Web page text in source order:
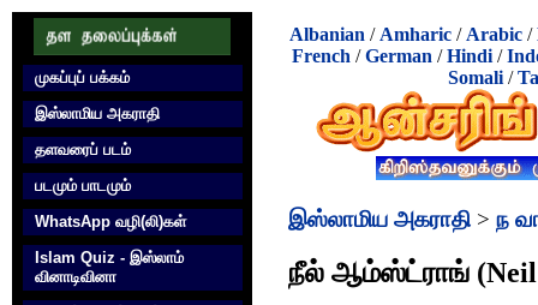
முகப்புப் பக்கம்
இஸ்லாமிய அகராதி
தளவரைப் படம்
படமும் பாடமும்
WhatsApp வழி(லி)கள்
Islam Quiz - இஸ்லாம்
வினாடிவினா
Albanian / Amharic / Arabic /
French /German /Hindi /
Somali/
இஸ்லாமிய அகராதி > ந
நீல் ஆம்ஸ்ட்ராங் (Neil